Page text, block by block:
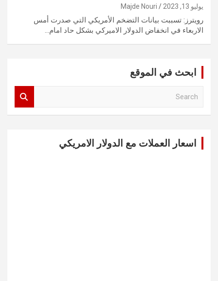
يوليو 13, 2023 Majde Nouri
رويترز: تسببت بيانات التضخم الأمريكي التي صدرت أمس
الاربعاء في انخفاض الدولار الاميركي بشكل حاد امام…
ابحث في الموقع
اسعار العملات مع الدولار الامريكي